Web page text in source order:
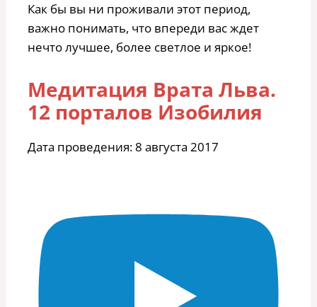
Как бы вы ни проживали этот период,
важно понимать, что впереди вас ждет
нечто лучшее, более светлое и яркое!
Медитация Врата Льва.
12 порталов Изобилия
Дата проведения: 8 августа 2017